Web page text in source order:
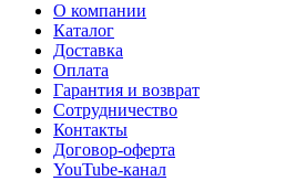
О компании
Каталог
Доставка
Оплата
Гарантия и возврат
Сотрудничество
Контакты
Договор-оферта
YouTube-канал